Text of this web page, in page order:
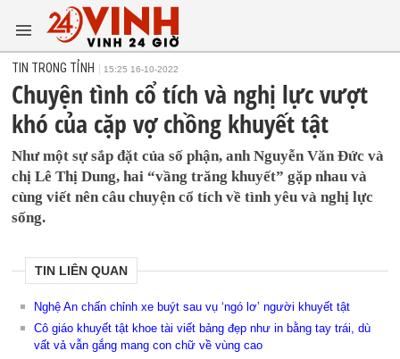
TIN TRONG TỈNH 15:25 16-10-2022
Chuyện tình cổ tích và nghị lực vượt
khó của cặp vợ chồng khuyết tật
Như một sự sắp đặt của số phận, anh Nguyễn Văn Đức và
chị Lê Thị Dung, hai “vầng trăng khuyết” gặp nhau và
cùng viết nên câu chuyện cổ tích về tình yêu và nghị lực
sống.
TIN LIÊN QUAN
Nghệ An chấn chỉnh xe buýt sau vụ ‘ngó lơ’ người khuyết tật
Cô giáo khuyết tật khoe tài viết bảng đẹp như in bằng tay trái, dù
vất vả vẫn gắng mang con chữ về vùng cao